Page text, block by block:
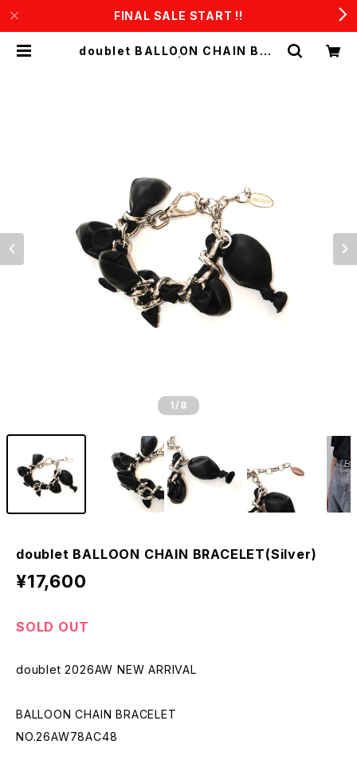
FINAL SALE START !!
doublet BALLOON CHAIN BRA
1 /8
doublet BALLOON CHAIN BRACELET(Silver)
¥17,600
SOLD OUT
doublet 2026AW NEW ARRIVAL
BALLOON CHAIN BRACELET
NO.26AW78AC48